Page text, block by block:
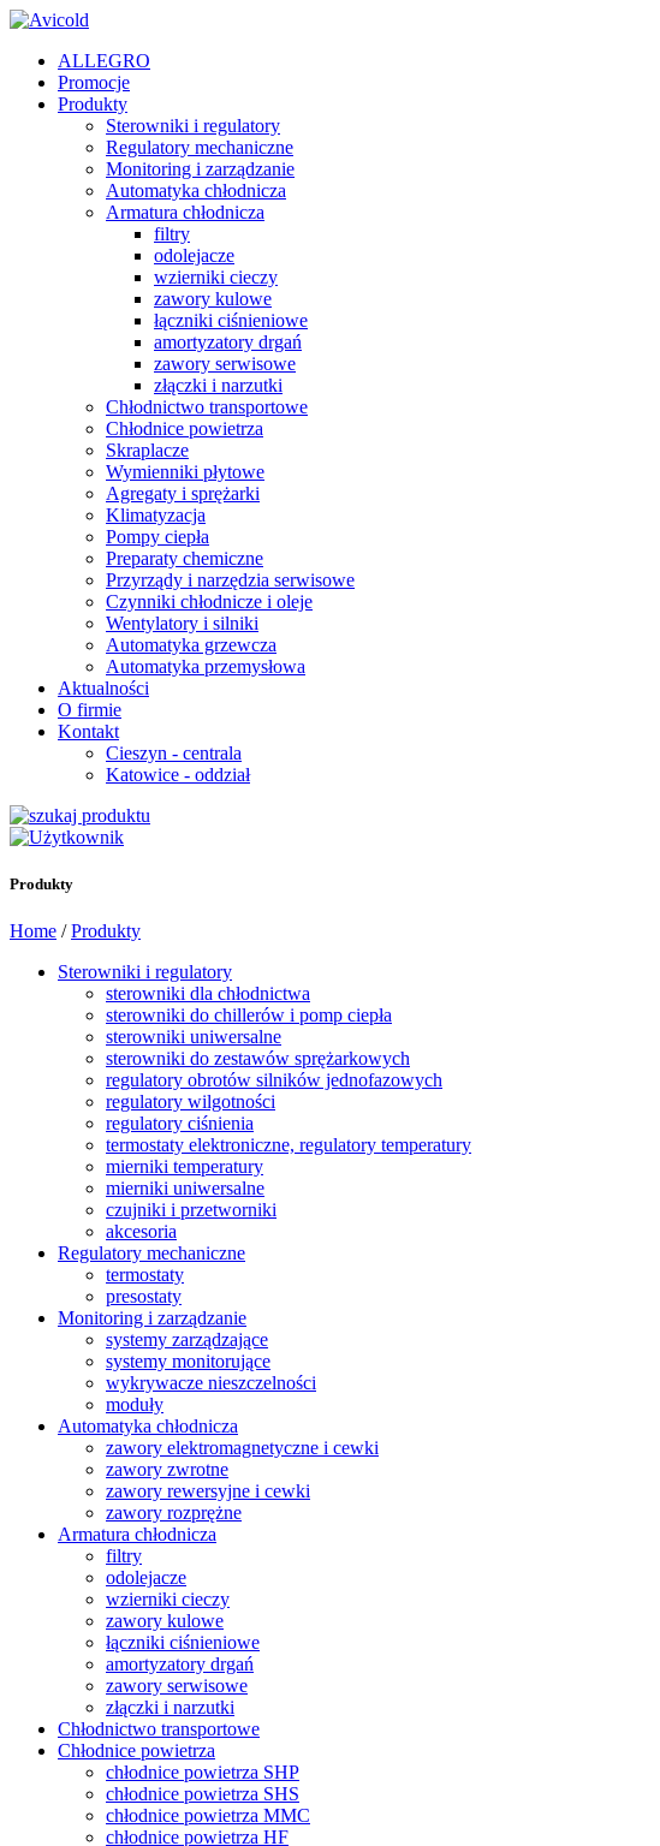
ALLEGRO
Promocje
Produkty
Sterowniki i regulatory
Regulatory mechaniczne
Monitoring i zarządzanie
Automatyka chłodnicza
Armatura chłodnicza
filtry
odolejacze
wzierniki cieczy
zawory kulowe
łączniki ciśnieniowe
amortyzatory drgań
zawory serwisowe
złączki i narzutki
Chłodnictwo transportowe
Chłodnice powietrza
Skraplacze
Wymienniki płytowe
Agregaty i sprężarki
Klimatyzacja
Pompy ciepła
Preparaty chemiczne
Przyrządy i narzędzia serwisowe
Czynniki chłodnicze i oleje
Wentylatory i silniki
Automatyka grzewcza
Automatyka przemysłowa
Aktualności
O firmie
Kontakt
Cieszyn - centrala
Katowice - oddział
Produkty
Home /Produkty
Sterowniki i regulatory
sterowniki dla chłodnictwa
sterowniki do chillerów i pomp ciepła
sterowniki uniwersalne
sterowniki do zestawów sprężarkowych
regulatory obrotów silników jednofazowych
regulatory wilgotności
regulatory ciśnienia
termostaty elektroniczne, regulatory temperatury
mierniki temperatury
mierniki uniwersalne
czujniki i przetworniki
akcesoria
Regulatory mechaniczne
termostaty
presostaty
Monitoring i zarządzanie
systemy zarządzające
systemy monitorujące
wykrywacze nieszczelności
moduły
Automatyka chłodnicza
zawory elektromagnetyczne i cewki
zawory zwrotne
zawory rewersyjne i cewki
zawory rozprężne
Armatura chłodnicza
filtry
odolejacze
wzierniki cieczy
zawory kulowe
łączniki ciśnieniowe
amortyzatory drgań
zawory serwisowe
złączki i narzutki
Chłodnictwo transportowe
Chłodnice powietrza
chłodnice powietrza SHP
chłodnice powietrza SHS
chłodnice powietrza MMC
chłodnice powietrza HF